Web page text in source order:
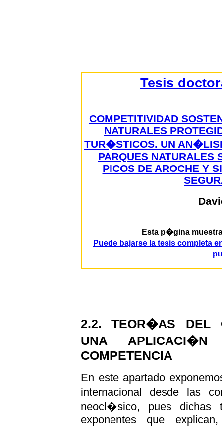
Tesis
COMPETITIVIDAD
NATURALES
TUR�STICOS. UN
PARQUES NATURALES
PICOS DE AROCHE Y
Esta p�gina
Puede bajarse la tesis completa
2.2. TEOR�AS DEL
UNA
COMPETENCIA
En este apartado
internacional desde las
neocl�sico, pues dichas
exponentes que